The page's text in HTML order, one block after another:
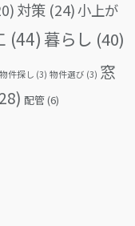
対策 (24)小上が
(44) 暮らし (40)
物件探し (3) 物件選び (3) 窓
配管(6)